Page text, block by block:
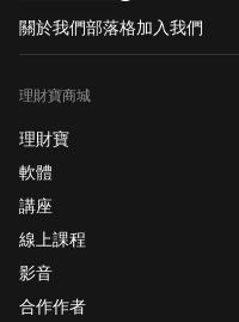
關於我們部落格加入我們
理財寶商城
理財寶
軟體
講座
線上課程
影音
合作作者